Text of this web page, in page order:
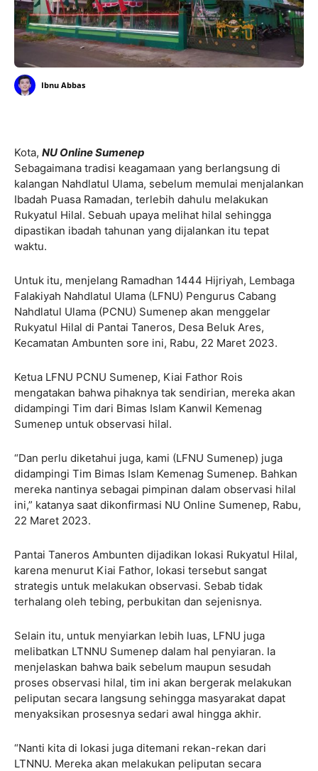
Ibnu Abbas
Kota, NU Online Sumenep
Sebagaimana tradisi keagamaan yang berlangsung di
kalangan Nahdlatul Ulama, sebelum memulai menjalankan
Ibadah Puasa Ramadan, terlebih dahulu melakukan
Rukyatul Hilal. Sebuah upaya melihat hilal sehingga
dipastikan ibadah tahunan yang dijalankan itu tepat
waktu.
Untuk itu, menjelang Ramadhan 1444 Hijriyah, Lembaga
Falakiyah Nahdlatul Ulama (LFNU) Pengurus Cabang
Nahdlatul Ulama (PCNU) Sumenep akan menggelar
Rukyatul Hilal di Pantai Taneros, Desa Beluk Ares,
Kecamatan Ambunten sore ini, Rabu, 22 Maret 2023.
Ketua LFNU PCNU Sumenep, Kiai Fathor Rois
mengatakan bahwa pihaknya tak sendirian, mereka akan
didampingi Tim dari Bimas Islam Kanwil Kemenag
Sumenep untuk observasi hilal.
“Dan perlu diketahui juga, kami (LFNU Sumenep) juga
didampingi Tim Bimas Islam Kemenag Sumenep. Bahkan
mereka nantinya sebagai pimpinan dalam observasi hilal
ini,” katanya saat dikonfirmasi NU Online Sumenep, Rabu,
22 Maret 2023.
Pantai Taneros Ambunten dijadikan lokasi Rukyatul Hilal,
karena menurut Kiai Fathor, lokasi tersebut sangat
strategis untuk melakukan observasi. Sebab tidak
terhalang oleh tebing, perbukitan dan sejenisnya.
Selain itu, untuk menyiarkan lebih luas, LFNU juga
melibatkan LTNNU Sumenep dalam hal penyiaran. Ia
menjelaskan bahwa baik sebelum maupun sesudah
proses observasi hilal, tim ini akan bergerak melakukan
peliputan secara langsung sehingga masyarakat dapat
menyaksikan prosesnya sedari awal hingga akhir.
“Nanti kita di lokasi juga ditemani rekan-rekan dari
LTNNU. Mereka akan melakukan peliputan secara